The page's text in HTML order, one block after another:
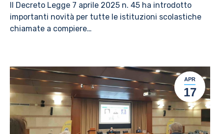
Il Decreto Legge 7 aprile 2025 n. 45 ha introdotto
importanti novità per tutte le istituzioni scolastiche
chiamate a compiere…
APR
17